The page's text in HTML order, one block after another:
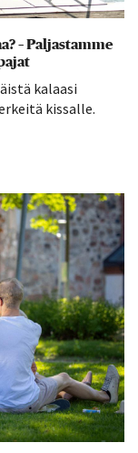
– Paljastamme
kalaasi
kissalle.